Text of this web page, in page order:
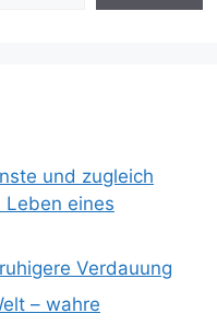
und zugleich
eines
Verdauung
– wahre